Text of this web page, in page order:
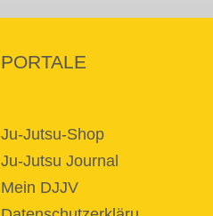
PORTALE
Ju-Jutsu-Shop
Ju-Jutsu Journal
Mein DJJV